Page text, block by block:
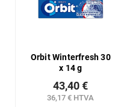
Orbit Winterfresh 30
x 14 g
36,17 € HTVA
43,40 €